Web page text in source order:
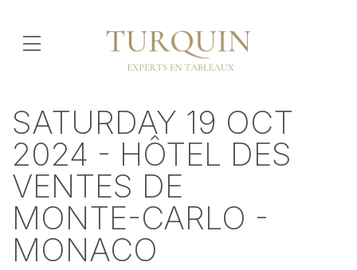
SATURDAY 19 OCT
2024 - HÔTEL DES
VENTES DE
MONTE-CARLO -
MONACO